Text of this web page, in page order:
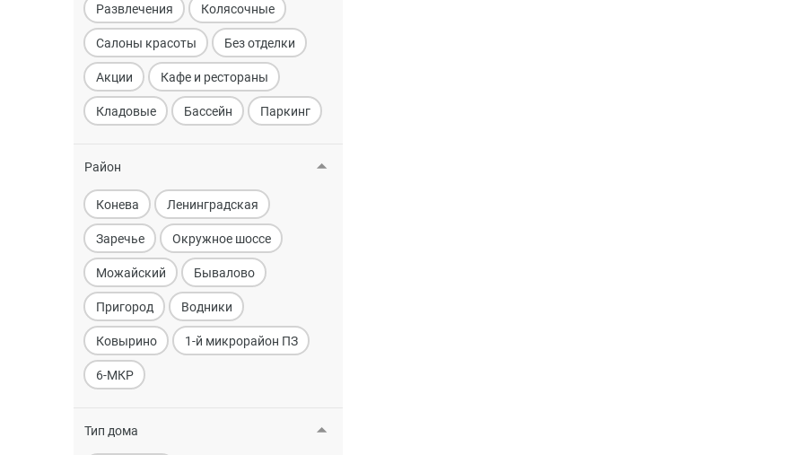
Салоны красоты
Акции
Колясочные
Кладовые
Развлечения
Без отделки
Кафе и рестораны
Бассейн Паркинг
Район
Конева Ленинградская
Заречье Окружное шоссе
Можайский Бывалово
Пригород Водники
Ковырино 1-й микрорайон ПЗ
6-МКР
Тип дома